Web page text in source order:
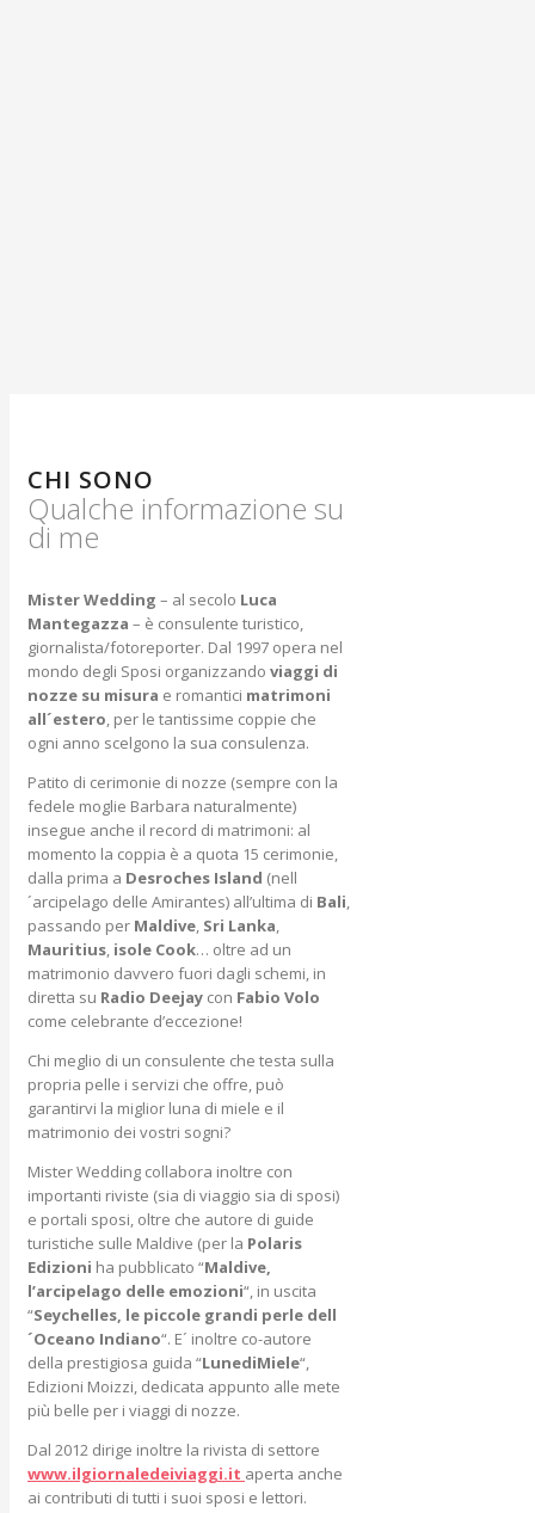
CHI SONO
Qualche informazione su
di me
Mister Wedding – al secolo Luca
Mantegazza – è consulente turistico,
giornalista/fotoreporter. Dal 1997 opera nel
mondo degli Sposi organizzando viaggi di
nozze su misura e romantici matrimoni
all´estero, per le tantissime coppie che
ogni anno scelgono la sua consulenza.
Patito di cerimonie di nozze (sempre con la
fedele moglie Barbara naturalmente)
insegue anche il record di matrimoni: al
momento la coppia è a quota 15 cerimonie,
dalla prima a Desroches Island (nell
´arcipelago delle Amirantes) all’ultima di Bali,
passando per Maldive, Sri Lanka,
Mauritius, isole Cook… oltre ad un
matrimonio davvero fuori dagli schemi, in
diretta su Radio Deejay con Fabio Volo
come celebrante d’eccezione!
Chi meglio di un consulente che testa sulla
propria pelle i servizi che offre, può
garantirvi la miglior luna di miele e il
matrimonio dei vostri sogni?
Mister Wedding collabora inoltre con
importanti riviste (sia di viaggio sia di sposi)
e portali sposi, oltre che autore di guide
turistiche sulle Maldive (per la Polaris
Edizioni ha pubblicato “Maldive,
l’arcipelago delle emozioni“, in uscita
“Seychelles, le piccole grandi perle dell
´Oceano Indiano“. E´ inoltre co-autore
della prestigiosa guida “LunediMiele“,
Edizioni Moizzi, dedicata appunto alle mete
più belle per i viaggi di nozze.
Dal 2012 dirige inoltre la rivista di settore
www.ilgiornaledeiviaggi.it aperta anche
ai contributi di tutti i suoi sposi e lettori.